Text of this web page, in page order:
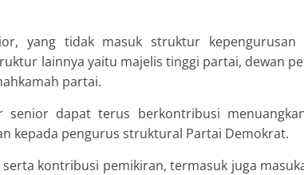
yang tidak masuk struktur kepengurusan
lainnya yaitu majelis tinggi partai, dewan
partai.
dapat terus berkontribusi
kepada pengurus struktural Partai Demokrat.
kontribusi pemikiran, termasuk juga